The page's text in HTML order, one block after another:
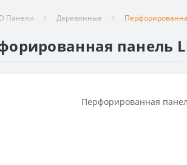
Панели Деревянные
панель